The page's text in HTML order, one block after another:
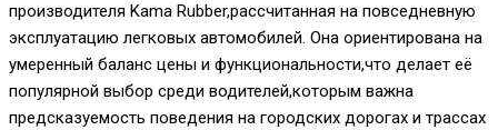
производителя Kama Rubber,рассчитанная на повседневную
эксплуатацию легковых автомобилей. Она ориентирована на
умеренный баланс цены и функциональности,что делает её
популярной выбор среди водителей,которым важна
предсказуемость поведения на городских дорогах и трассах